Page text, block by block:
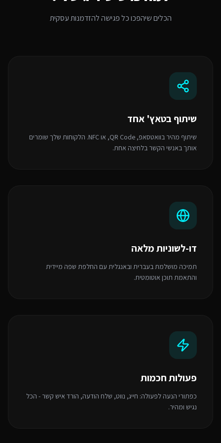
הכלים שיהפכו כל פגישה להזדמנות עסקית
שיתוף בטאץ' אחד
שיתוף מהיר בוואטסאפ, QR Code, או NFC. הלקוחות שלך שומרים
אותך באנשי הקשר בלחיצה אחת.
דו-לשוניות מלאה
תמיכה מושלמת בעברית ובאנגלית עם החלפת שפה מיידית
והתאמת תוכן אוטומטית.
פעולות חכמות
כפתורי הנעה לפעולה: חייג, נווט, שלח הודעה, הורד איש קשר - הכל
נגיש ומהיר.